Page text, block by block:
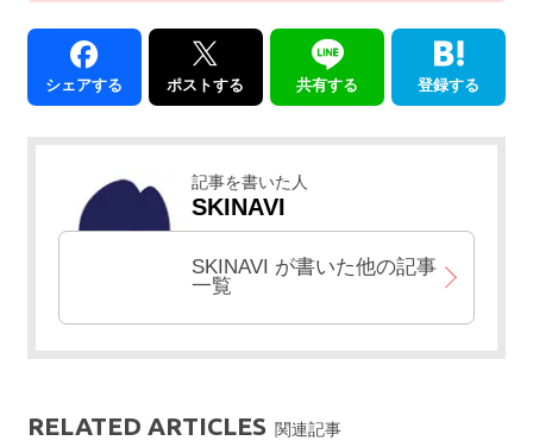
シェアする ポストする 共有する 登録する
記事を書いた人
SKINAVI
SKINAVI が書いた他の記事
一覧
RELATED ARTICLES 関連記事